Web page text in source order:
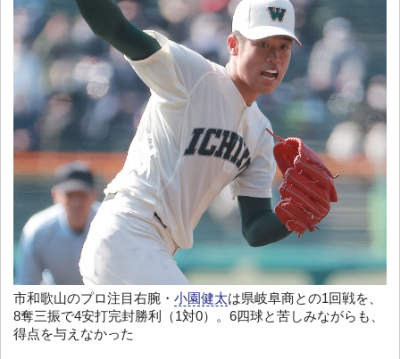
市和歌山のプロ注目右腕・ 小園健太は県岐阜商との1回戦を、
8奪三振で4安打完封勝利（1対0）。6四球と苦しみながらも、
得点を与えなかった